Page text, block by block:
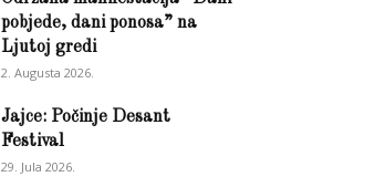
pobjede, dani ponosa” na
Ljutoj gredi
2. Augusta 2026.
Jajce: Počinje Desant
Festival
29. Jula 2026.